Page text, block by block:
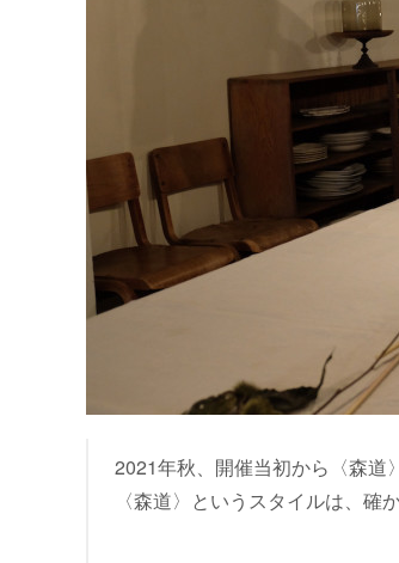
2021年秋、開催当初から〈森道
〈森道〉というスタイルは、確